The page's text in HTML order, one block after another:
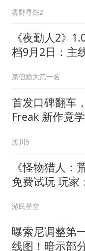
雾野寻踪2
《夜勤人2》
档9月2日：主
菜但瘾大第一名
首发口碑翻车
Freak 新作竟
事
渡川5
《怪物猎人：
免费试玩 玩家
游民星空
曝索尼调整第
线图！暗示部